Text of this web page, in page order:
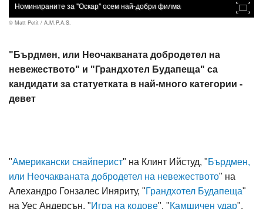
Номинираните за "Оскар" осем най-добри филма
© Matt Petit / A.M.P.A.S.
"Бърдмен, или Неочакваната добродетел на
невежеството" и "Грандхотел Будапеща" са
кандидати за статуетката в най-много категории -
девет
"Американски снайперист" на Клинт Ийстуд, "Бърдмен,
или Неочакваната добродетел на невежеството" на
Алехандро Гонзалес Иняриту, "Грандхотел Будапеща"
на Уес Андерсън, "Игра на кодове", "Камшичен удар",